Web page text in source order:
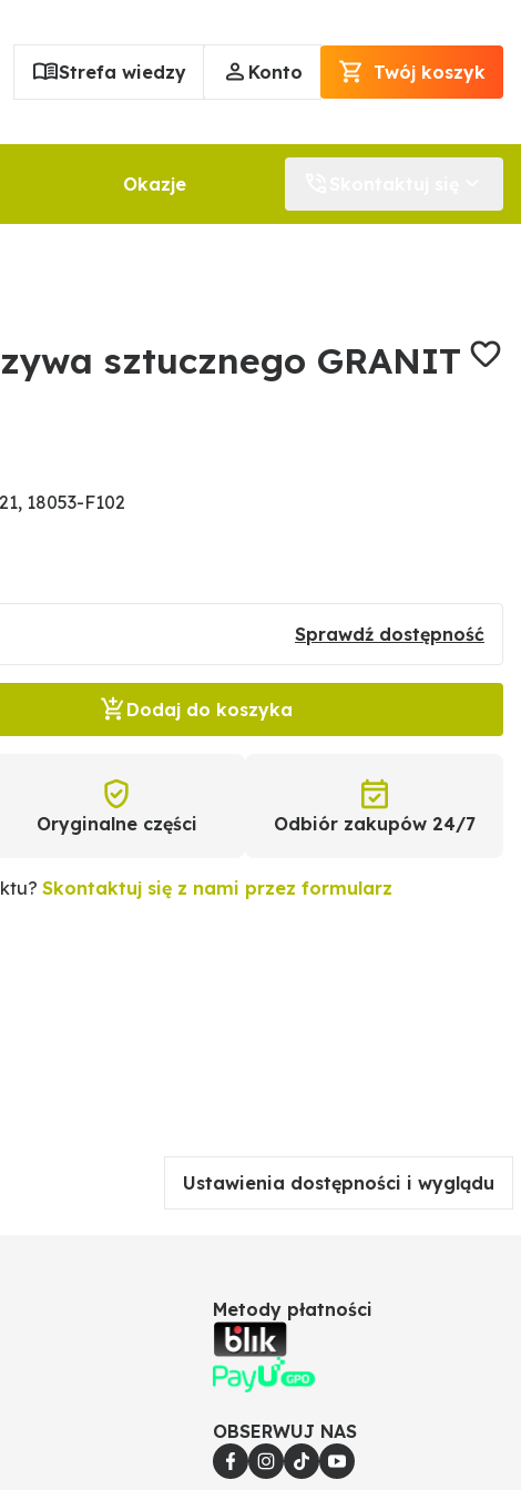
Strefa wiedzy Konto Twój koszyk
Okazje
sztucznego GRANIT
18053-F102
Sprawdź dostępność
Dodaj do koszyka
Oryginalne części Odbiór zakupów 24/7
Skontaktuj się z nami przez formularz
Ustawienia dostępności i wyglądu
Metody płatności
OBSERWUJ NAS